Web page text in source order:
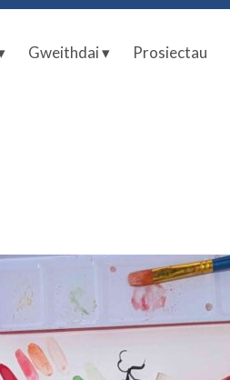
Gweithdai ▾ Prosiectau